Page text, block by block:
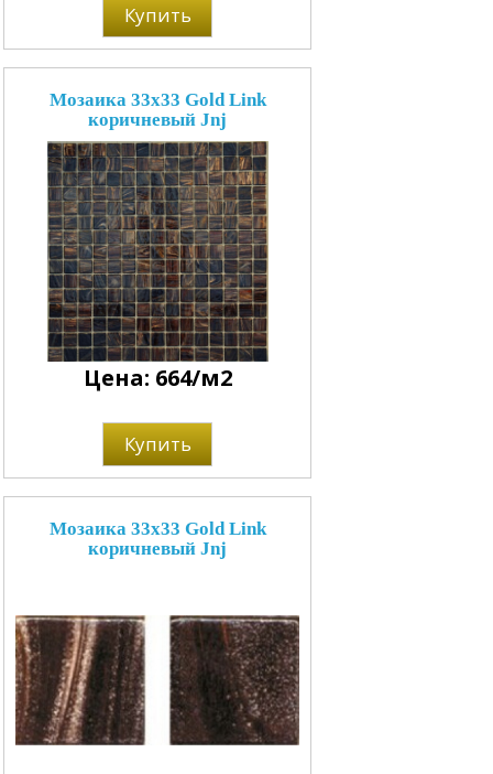
Купить
Мозаика 33x33 Gold Link
коричневый Jnj
Цена: 664/м2
Купить
Мозаика 33x33 Gold Link
коричневый Jnj